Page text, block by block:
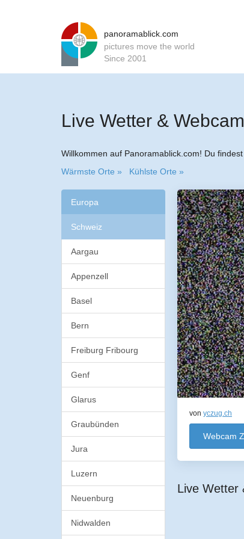
panoramablick.com
pictures move the world
Since 2001
Live Wetter &
Willkommen auf Panoramablick.com! Du
Wärmste Orte »
Kühlste Orte »
Europa
Schweiz
Aargau
Appenzell
Basel
Bern
Freiburg Fribourg
Genf
Glarus
Graubünden
Jura
Luzern
Neuenburg
Nidwalden
vonyczug.ch
Webcam
Live Wetter